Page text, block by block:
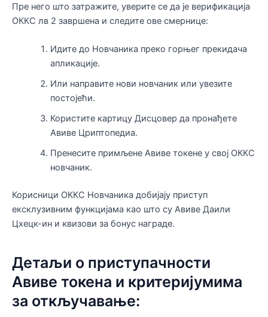
Пре него што затражите, уверите се да је верификација
ОККС лв 2 завршена и следите ове смернице:
Идите до Новчаника преко горњег прекидача
апликације.
Или направите нови новчаник или увезите
постојећи.
Користите картицу Дисцовер да пронађете
Авиве Цриптопедиа.
Пренесите примљене Авиве токене у свој ОККС
новчаник.
Корисници ОККС Новчаника добијају приступ
ексклузивним функцијама као што су Авиве Даили
Цхецк-ин и квизови за бонус награде.
Детаљи о приступачности
Авиве токена и критеријумима
за откључавање: